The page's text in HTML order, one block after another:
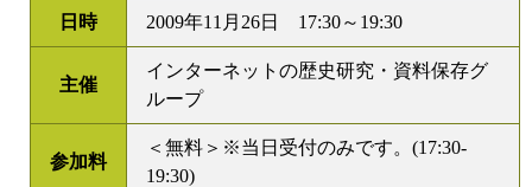
日時 2009年11月26日 17:30～19:30
主催
インターネットの歴史研究・資料保存グ
ループ
参加料
＜無料＞※当日受付のみです。(17:30-
19:30)